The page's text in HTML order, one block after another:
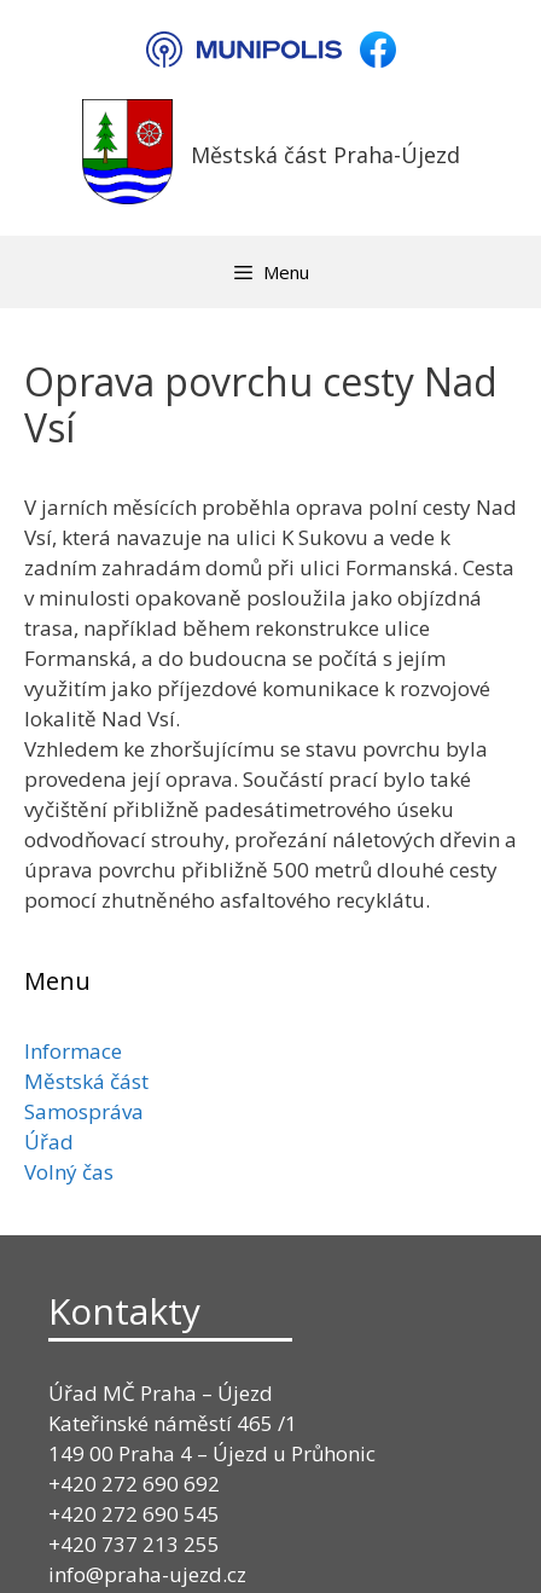
Městská část Praha-Újezd
Menu
Oprava povrchu cesty Nad
Vsí
V jarních měsících proběhla oprava polní cesty Nad
Vsí, která navazuje na ulici K Sukovu a vede k
zadním zahradám domů při ulici Formanská. Cesta
v minulosti opakovaně posloužila jako objízdná
trasa, například během rekonstrukce ulice
Formanská, a do budoucna se počítá s jejím
využitím jako příjezdové komunikace k rozvojové
lokalitě Nad Vsí.
Vzhledem ke zhoršujícímu se stavu povrchu byla
provedena její oprava. Součástí prací bylo také
vyčištění přibližně padesátimetrového úseku
odvodňovací strouhy, prořezání náletových dřevin a
úprava povrchu přibližně 500 metrů dlouhé cesty
pomocí zhutněného asfaltového recyklátu.
Menu
Informace
Městská část
Samospráva
Úřad
Volný čas
Kontakty
Úřad MČ Praha – Újezd
Kateřinské náměstí 465 /1
149 00 Praha 4 – Újezd u Průhonic
+420 272 690 692
+420 272 690 545
+420 737 213 255
info@praha-ujezd.cz